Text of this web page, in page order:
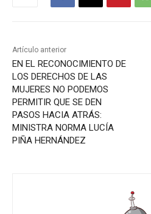
Artículo anterior
EN EL RECONOCIMIENTO DE
LOS DERECHOS DE LAS
MUJERES NO PODEMOS
PERMITIR QUE SE DEN
PASOS HACIA ATRÁS:
MINISTRA NORMA LUCÍA
PIÑA HERNÁNDEZ